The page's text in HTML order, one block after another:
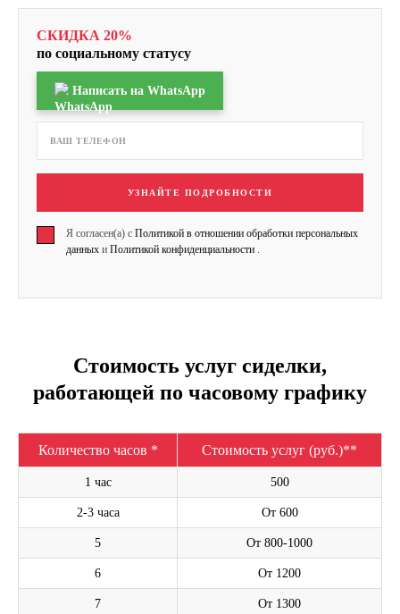
СКИДКА 20%
по социальному статусу
Написать на WhatsApp
УЗНАЙТЕ ПОДРОБНОСТИ
Я согласен(а) с Политикой в отношении обработки персональных
данных и Политикой конфиденциальности
Стоимость услуг сиделки,
работающей по часовому графику
Количество часов * Стоимость услуг (руб.)**
1 час 500
2-3 часа От 600
5 От 800-1000
6 От 1200
7 От 1300